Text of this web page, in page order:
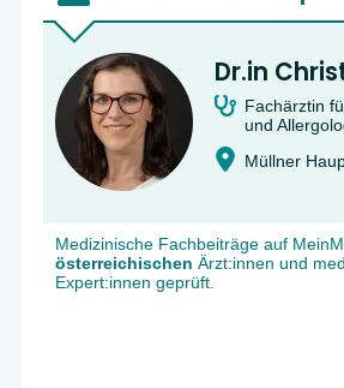
Dr.in
Fachärztin
und
Müllner
Medizinische Fachbeiträge auf
österreichischen Ärzt:innen und
Expert:innen geprüft.